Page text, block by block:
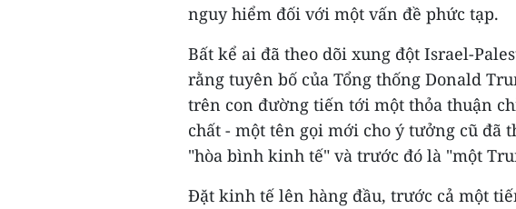
nguy hiểm đối với một vấn đề phức tạp.
Bất kể ai đã theo dõi xung đột Israel-
rằng tuyên bố của Tổng thống Donald
trên con đường tiến tới một thỏa thuận
chất - một tên gọi mới cho ý tưởng cũ đã
"hòa bình kinh tế" và trước đó là "một
Đặt kinh tế lên hàng đầu, trước cả một